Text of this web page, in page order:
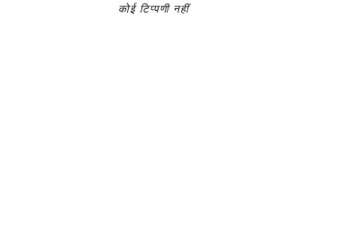
कोई टिप्पणी नहीं